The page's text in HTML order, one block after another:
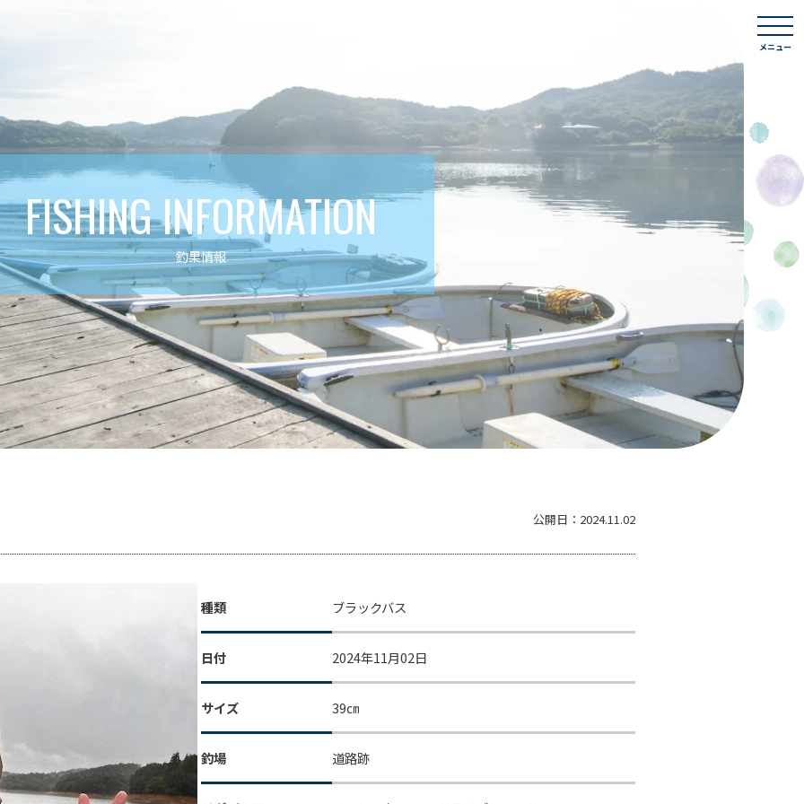
メニュー
FISHING INFORMATION
釣果情報
公開日： 2024.11.02
種類 ブラックバス
日付 2024年11月02日
サイズ 39㎝
釣場 道路跡